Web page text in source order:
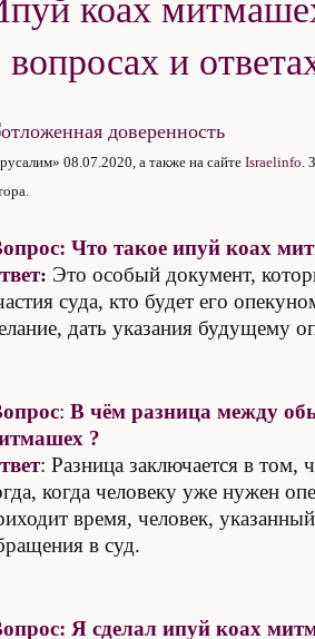
коах
вопросах и
08.07.2020, а также на сайтеIsraelinfo.
: Что такое ипуй коах
твет: Это особый документ,
суда, кто будет его
дать указания будущему
: В чём разница между
?
: Разница заключается в том,
когда человеку уже нужен
время, человек,
в суд.
Я сделал ипуй коах